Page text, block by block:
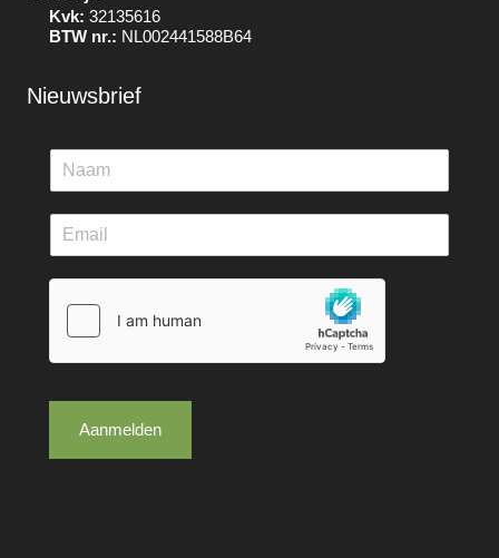
Kvk: 32135616
BTW nr.: NL002441588B64
Nieuwsbrief
Aanmelden